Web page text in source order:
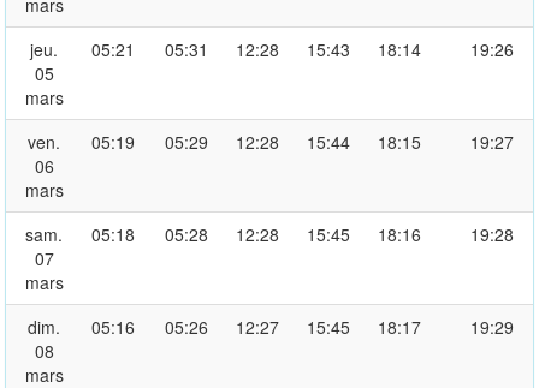
jeu.
05
mars
05:21 05:31 12:28 15:43 18:14 19:26
ven.
06
mars
05:19 05:29 12:28 15:44 18:15 19:27
sam.
07
mars
05:18 05:28 12:28 15:45 18:16 19:28
dim.
08
mars
05:16 05:26 12:27 15:45 18:17 19:29